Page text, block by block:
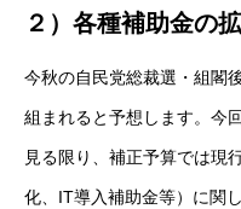
２）各種補助金の
今秋の自民党総裁選・組閣
組まれると予想します。今
見る限り、補正予算では現
化、IT導入補助金等）に関